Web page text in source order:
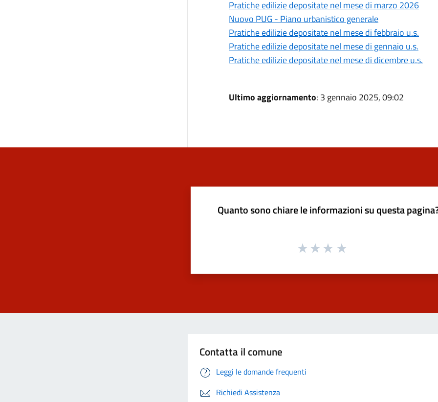
Pratiche edilizie depositate nel mese di marzo 2026
Nuovo PUG - Piano urbanistico generale
Pratiche edilizie depositate nel mese di febbraio u.s.
Pratiche edilizie depositate nel mese di gennaio u.s.
Pratiche edilizie depositate nel mese di dicembre u.s.
Ultimo aggiornamento: 3 gennaio 2025, 09:02
Quanto sono chiare le informazioni su questa
Contatta il comune
Leggi le domande frequenti
Richiedi Assistenza